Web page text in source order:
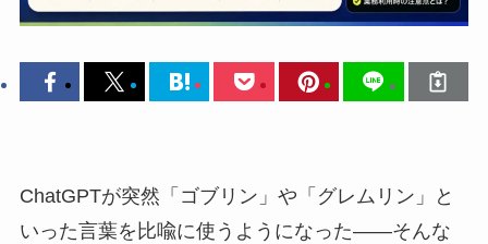
ChatGPTが突然「ゴブリン」や「グレムリン」と
いった言葉を比喩に使うようになった――そんな